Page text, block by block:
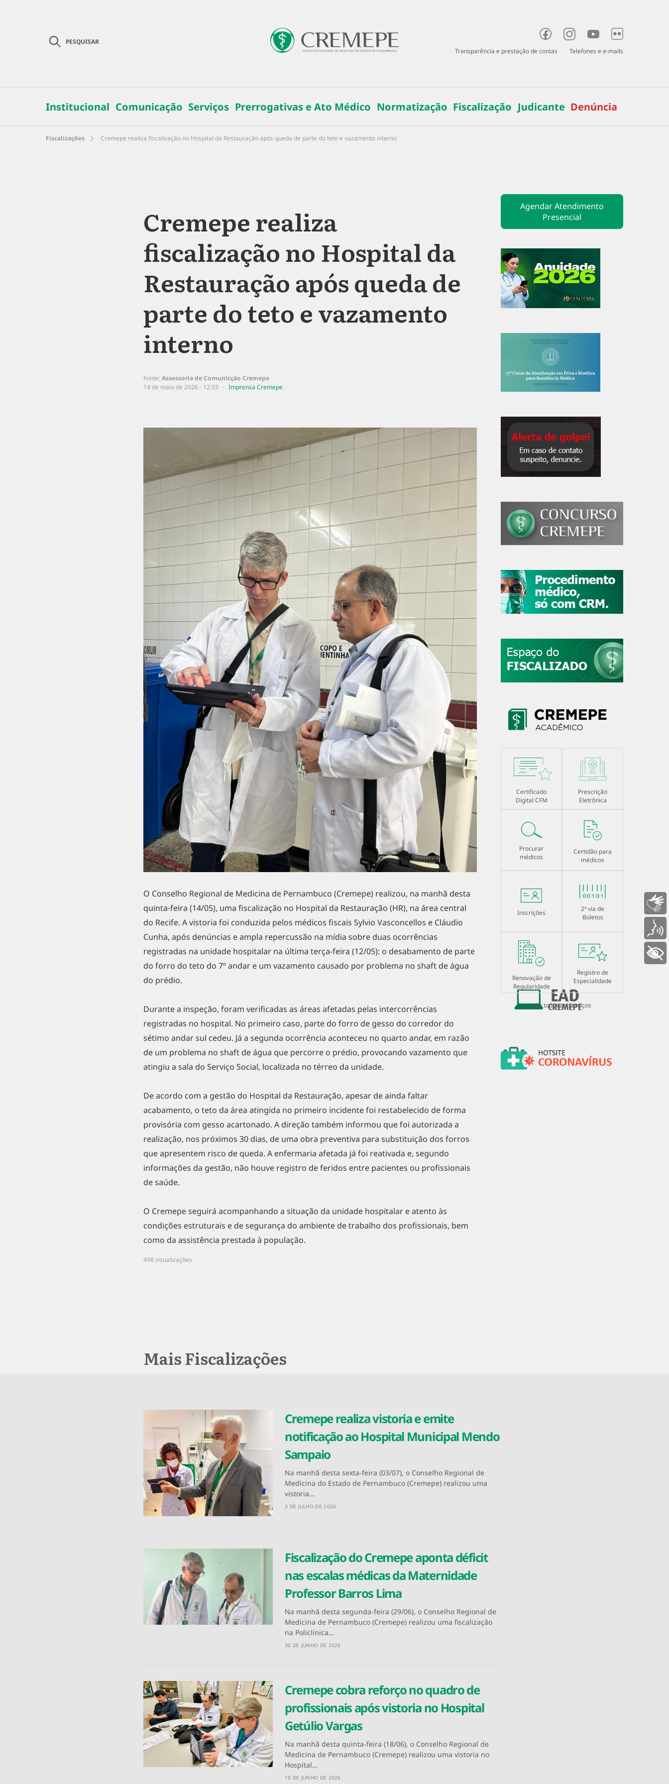
PESQUISAR
Transparência e prestação de contas
Telefones e e-mails
Institucional Comunicação Serviços Prerrogativas e Ato Médico Normatização Fiscalização Judicante Denúncia
Agendar Atendimento
Presencial
Certificado
Digital CFM
Prescrição
Eletrônica
Procurar
médicos
Certidão para
médicos
Inscrições
2ª via de
Boletos
Renovação de
Regularidade
Registro de
Especialidade
Ver todos os serviços
Fiscalizações Cremepe realiza fiscalização no Hospital da Restauração após queda de parte do teto e vazamento interno
Cremepe realiza
fiscalização no Hospital da
Restauração após queda de
parte do teto e vazamento
interno
Fonte:Assessoria de Comunicção Cremepe
14 de maio de 2026 - 12:33
Imprensa Cremepe
O Conselho Regional de Medicina de Pernambuco (Cremepe) realizou, na manhã desta
quinta-feira (14/05), uma fiscalização no Hospital da Restauração (HR), na área central
do Recife. A vistoria foi conduzida pelos médicos fiscais Sylvio Vasconcellos e Cláudio
Cunha, após denúncias e ampla repercussão na mídia sobre duas ocorrências
registradas na unidade hospitalar na última terça-feira (12/05): o desabamento de parte
do forro do teto do 7º andar e um vazamento causado por problema no shaft de água
do prédio.
Durante a inspeção, foram verificadas as áreas afetadas pelas intercorrências
registradas no hospital. No primeiro caso, parte do forro de gesso do corredor do
sétimo andar sul cedeu. Já a segunda ocorrência aconteceu no quarto andar, em razão
de um problema no shaft de água que percorre o prédio, provocando vazamento que
atingiu a sala do Serviço Social, localizada no térreo da unidade.
De acordo com a gestão do Hospital da Restauração, apesar de ainda faltar
acabamento, o teto da área atingida no primeiro incidente foi restabelecido de forma
provisória com gesso acartonado. A direção também informou que foi autorizada a
realização, nos próximos 30 dias, de uma obra preventiva para substituição dos forros
que apresentem risco de queda. A enfermaria afetada já foi reativada e, segundo
informações da gestão, não houve registro de feridos entre pacientes ou profissionais
de saúde.
O Cremepe seguirá acompanhando a situação da unidade hospitalar e atento às
condições estruturais e de segurança do ambiente de trabalho dos profissionais, bem
como da assistência prestada à população.
498 visualizações
Mais Fiscalizações
Cremepe realiza vistoria e emite
notificação ao Hospital Municipal Mendo
Sampaio
Na manhã desta sexta-feira (03/07), o Conselho Regional de
Medicina do Estado de Pernambuco (Cremepe) realizou uma
vistoria…
3 DE JULHO DE 2026
Fiscalização do Cremepe aponta déficit
nas escalas médicas da Maternidade
Professor Barros Lima
Na manhã desta segunda-feira (29/06), o Conselho Regional de
Medicina de Pernambuco (Cremepe) realizou uma fiscalização
na Policlínica…
30 DE JUNHO DE 2026
Cremepe cobra reforço no quadro de
profissionais após vistoria no Hospital
Getúlio Vargas
Na manhã desta quinta-feira (18/06), o Conselho Regional de
Medicina de Pernambuco (Cremepe) realizou uma vistoria no
Hospital…
18 DE JUNHO DE 2026
+ Acessibilidade